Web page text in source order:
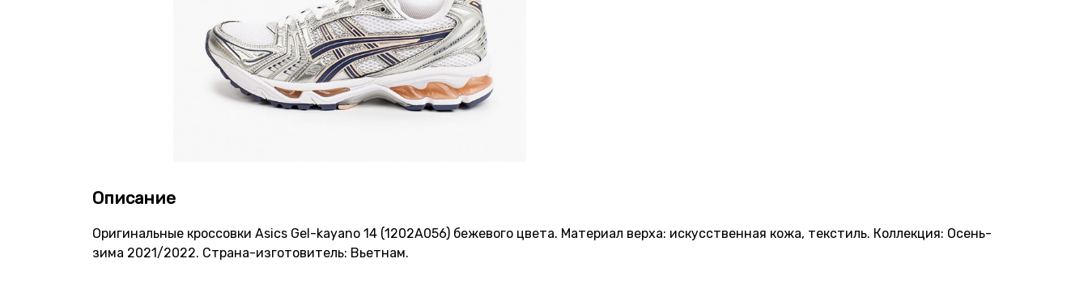
Описание
Оригинальные кроссовки Asics Gel-kayano 14 (1202A056) бежевого цвета. Материал верха: искусственная кожа, текстиль. Коллекция: Осень-
зима 2021/2022. Страна-изготовитель: Вьетнам.